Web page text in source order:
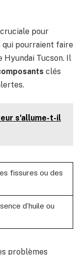
pour
pourraient faire
Hyundai Tucson. Il
clés
s'allume-t-il
fissures ou des
d’huile ou
problèmes